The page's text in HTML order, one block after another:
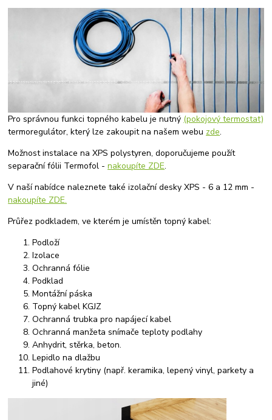
Pro správnou funkci topného kabelu je nutný (pokojový termostat)
termoregulátor, který lze zakoupit na našem webu zde.
Možnost instalace na XPS polystyren, doporučujeme použít
separační fólii Termofol -nakoupíte ZDE.
V naší nabídce naleznete také izolační desky XPS - 6 a 12 mm -
nakoupíte ZDE.
Průřez podkladem, ve kterém je umístěn topný kabel:
Podloží
Izolace
Ochranná fólie
Podklad
Montážní páska
Topný kabel KGJZ
Ochranná trubka pro napájecí kabel
Ochranná manžeta snímače teploty podlahy
Anhydrit, stěrka, beton.
Lepidlo na dlažbu
Podlahové krytiny (např. keramika, lepený vinyl, parkety a
jiné)